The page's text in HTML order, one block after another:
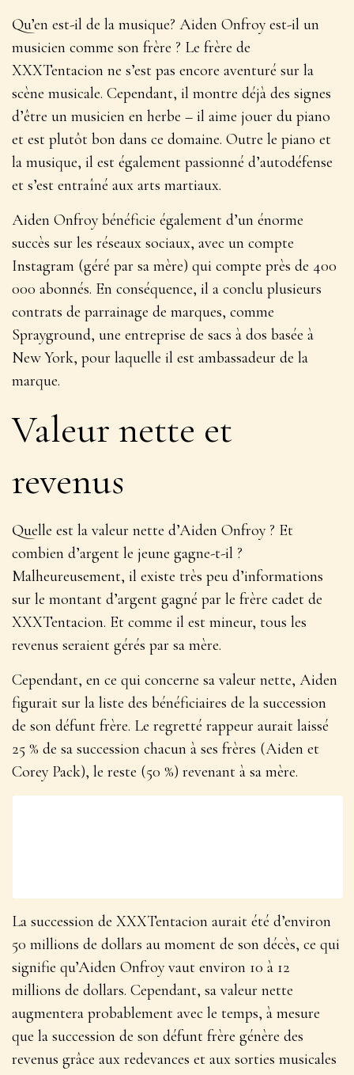
Qu’en est-il de la musique? Aiden Onfroy est-il un
musicien comme son frère ? Le frère de
XXXTentacion ne s’est pas encore aventuré sur la
scène musicale. Cependant, il montre déjà des signes
d’être un musicien en herbe – il aime jouer du piano
et est plutôt bon dans ce domaine. Outre le piano et
la musique, il est également passionné d’autodéfense
et s’est entraîné aux arts martiaux.
Aiden Onfroy bénéficie également d’un énorme
succès sur les réseaux sociaux, avec un compte
Instagram (géré par sa mère) qui compte près de 400
000 abonnés. En conséquence, il a conclu plusieurs
contrats de parrainage de marques, comme
Sprayground, une entreprise de sacs à dos basée à
New York, pour laquelle il est ambassadeur de la
marque.
Valeur nette et
revenus
Quelle est la valeur nette d’Aiden Onfroy ? Et
combien d’argent le jeune gagne-t-il ?
Malheureusement, il existe très peu d’informations
sur le montant d’argent gagné par le frère cadet de
XXXTentacion. Et comme il est mineur, tous les
revenus seraient gérés par sa mère.
Cependant, en ce qui concerne sa valeur nette, Aiden
figurait sur la liste des bénéficiaires de la succession
de son défunt frère. Le regretté rappeur aurait laissé
25 % de sa succession chacun à ses frères (Aiden et
Corey Pack), le reste (50 %) revenant à sa mère.
La succession de XXXTentacion aurait été d’environ
50 millions de dollars au moment de son décès, ce qui
signifie qu’Aiden Onfroy vaut environ 10 à 12
millions de dollars. Cependant, sa valeur nette
augmentera probablement avec le temps, à mesure
que la succession de son défunt frère génère des
revenus grâce aux redevances et aux sorties musicales